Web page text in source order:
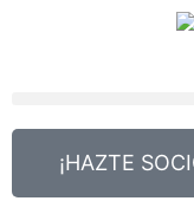
¡HAZTE